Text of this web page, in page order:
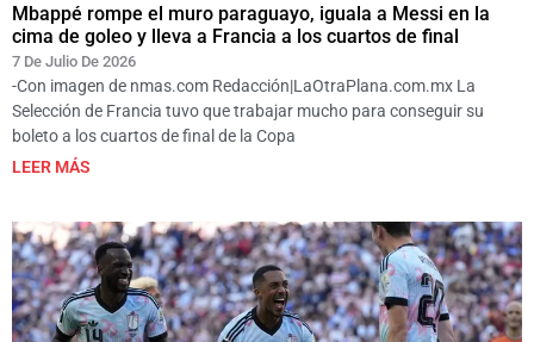
Mbappé rompe el muro paraguayo, iguala a Messi en la
cima de goleo y lleva a Francia a los cuartos de final
7 De Julio De 2026
-Con imagen de nmas.com Redacción|LaOtraPlana.com.mx La
Selección de Francia tuvo que trabajar mucho para conseguir su
boleto a los cuartos de final de la Copa
LEER MÁS